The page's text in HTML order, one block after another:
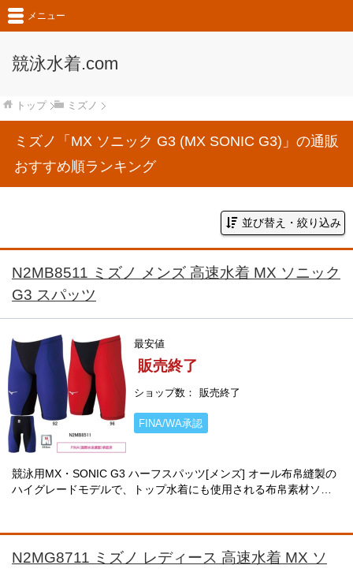
競泳水着.com
メニュー
トップ ミズノ
ミズノ「MX ソニック G3 (MX SONIC G3)」の通販
おすすめ順ランキング
並び替え・絞り込み
N2MB8511 ミズノ メンズ 高速水着 MX ソニック
G3 スパッツ
最安値
販売終了
ショップ数 販売終了
FINA/WA承認
競泳用MX・SONIC G3 ハーフスパッツ[メンズ] オール布帛縫製の
ハイグレードモデルで、トップ水着にも使用される布帛素材ソニ
N2MG8711 ミズノ レディース 高速水着 MX ソ